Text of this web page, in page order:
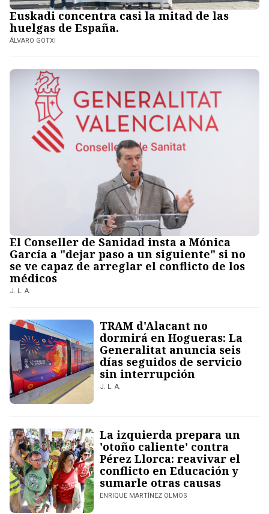
Euskadi concentra casi la mitad de las
huelgas de España.
ÁLVARO GOTXI
El Conseller de Sanidad insta a Mónica
García a "dejar paso a un siguiente" si no
se ve capaz de arreglar el conflicto de los
médicos
J. L. A.
TRAM d'Alacant no
dormirá en Hogueras: La
Generalitat anuncia seis
días seguidos de servicio
sin interrupción
J. L. A.
La izquierda prepara un
'otoño caliente' contra
Pérez Llorca: reavivar el
conflicto en Educación y
sumarle otras causas
ENRIQUE MARTÍNEZ OLMOS